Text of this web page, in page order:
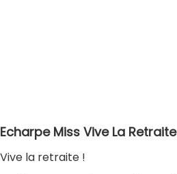
Echarpe Miss Vive La Retraite
Vive la retraite !